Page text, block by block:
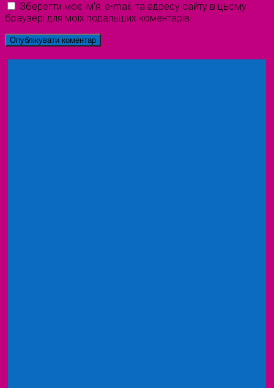
Зберегти моє ім'я, e-mail, та адресу сайту в цьому
браузері для моїх подальших коментарів.